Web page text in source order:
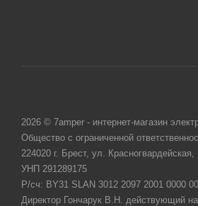
2026 © 7amper - интернет-магазин
Общество с ограниченной
224020 г. Брест, ул. Красногвардейская,
УНП 291289175
Р/сч: BY31 SLAN 3012 2097 2001 0000
Директор Гончарук В.Н. действующий